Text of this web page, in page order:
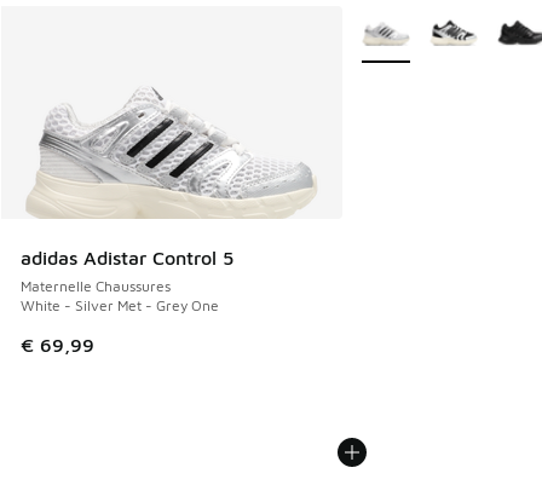
adidas Adistar Control 5
Maternelle Chaussures
White - Silver Met - Grey One
€ 69,99
Plus de couleurs